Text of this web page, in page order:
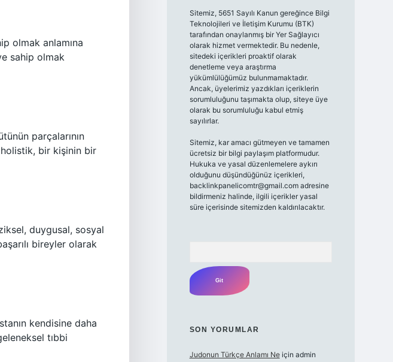
olmak anlamına
sahip olmak
parçalarının
bir kişinin bir
duygusal, sosyal
bireyler olarak
kendisine daha
tıbbi
Sitemiz, 5651 Sayılı Kanun gereğince Bilgi
Teknolojileri ve İletişim Kurumu (BTK)
tarafından onaylanmış bir Yer Sağlayıcı
olarak hizmet vermektedir. Bu nedenle,
sitedeki içerikleri proaktif olarak
denetleme veya araştırma
yükümlülüğümüz bulunmamaktadır.
Ancak, üyelerimiz yazdıkları içeriklerin
sorumluluğunu taşımakta olup, siteye üye
olarak bu sorumluluğu kabul etmiş
sayılırlar.
Sitemiz, kar amacı gütmeyen ve tamamen
ücretsiz bir bilgi paylaşım platformudur.
Hukuka ve yasal düzenlemelere aykırı
olduğunu düşündüğünüz içerikleri,
backlinkpanelicomtr@gmail.comadresine
bildirmeniz halinde, ilgili içerikler yasal
süre içerisinde sitemizden kaldırılacaktır.
SON YORUMLAR
Judonun Türkçe Anlamı Neiçin admin